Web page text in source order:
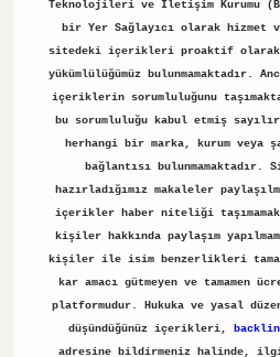
Teknolojileri ve İletişim Kurumu
bir Yer Sağlayıcı olarak hizmet
sitedeki içerikleri proaktif olarak
yükümlülüğümüz bulunmamaktadır.
içeriklerin sorumluluğunu
bu sorumluluğu kabul etmiş
herhangi bir marka, kurum
bağlantısı bulunmamaktadır.
hazırladığımız makaleler
içerikler haber niteliği
kişiler hakkında paylaşım
kişiler ile isim benzerlikleri
kar amacı gütmeyen ve tamamen
platformudur. Hukuka ve yasal
düşündüğünüz içerikleri,
adresine bildirmeniz halinde,